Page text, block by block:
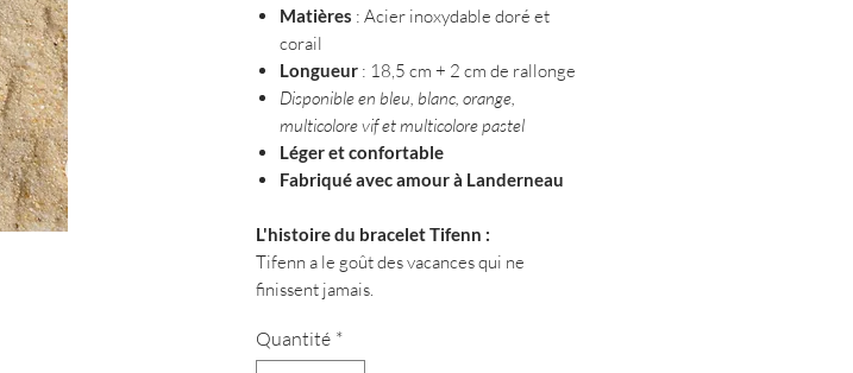
Matières : Acier inoxydable doré et
corail
Longueur : 18,5 cm + 2 cm de rallonge
Disponible en bleu, blanc, orange,
multicolore vif et multicolore pastel
Léger et confortable
Fabriqué avec amour à Landerneau
L'histoire du bracelet Tifenn :
Tifenn a le goût des vacances qui ne
finissent jamais.
Avec ses couleurs lumineuses et son allure
Quantité *